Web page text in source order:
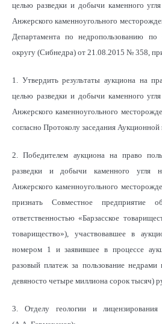
целью разведки и добычи каменного
Анжерского каменноугольного
Департамента по недропользованию по
округу (Сибнедра) от 21.08.2015 № 358,
1. Утвердить результаты аукциона на
целью разведки и добычи каменного
Анжерского каменноугольного
согласно Протоколу заседания
2. Победителем аукциона на право
разведки и добычи каменного угля
Анжерского каменноугольного
признать Совместное предприятие
ответственностью «Барзасское
товарищество»), участвовавшее в
номером 1 и заявившее в процессе
разовый платеж за пользование
девяносто четыре миллиона сорок тысяч)
3. Отделу геологии и